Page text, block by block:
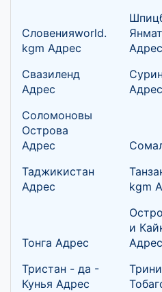
Словенияworld.
kgm Адрес
Адрес
Свазиленд
Адрес
Адрес
Соломоновы
Острова
Адрес
Таджикистан
Адрес
kgm
Тонга Адрес
и
Адрес
Тристан - да -
Кунья Адрес